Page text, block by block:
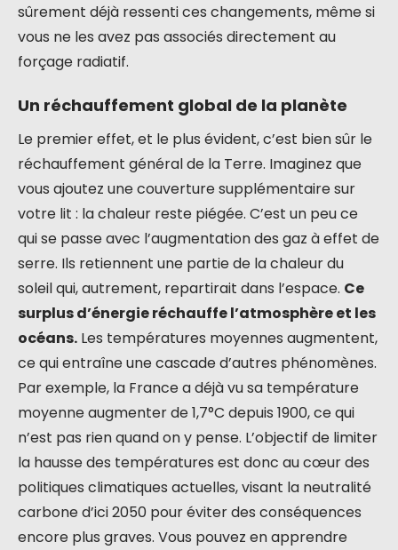
sûrement déjà ressenti ces changements, même si
vous ne les avez pas associés directement au
forçage radiatif.
Un réchauffement global de la planète
Le premier effet, et le plus évident, c’est bien sûr le
réchauffement général de la Terre. Imaginez que
vous ajoutez une couverture supplémentaire sur
votre lit : la chaleur reste piégée. C’est un peu ce
qui se passe avec l’augmentation des gaz à effet de
serre. Ils retiennent une partie de la chaleur du
soleil qui, autrement, repartirait dans l’espace. Ce
surplus d’énergie réchauffe l’atmosphère et les
océans. Les températures moyennes augmentent,
ce qui entraîne une cascade d’autres phénomènes.
Par exemple, la France a déjà vu sa température
moyenne augmenter de 1,7°C depuis 1900, ce qui
n’est pas rien quand on y pense. L’objectif de limiter
la hausse des températures est donc au cœur des
politiques climatiques actuelles, visant la neutralité
carbone d’ici 2050 pour éviter des conséquences
encore plus graves. Vous pouvez en apprendre